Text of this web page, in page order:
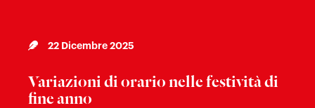
22 Dicembre 2025
Variazioni di orario nelle festività di
fine anno